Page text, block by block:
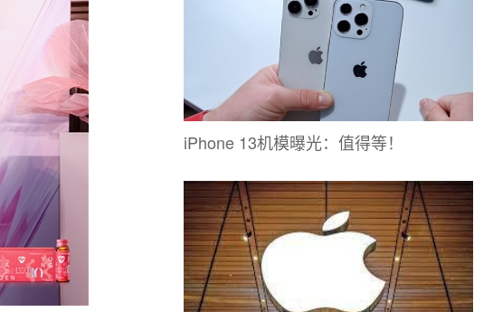
iPhone 13机模曝光：值得等！